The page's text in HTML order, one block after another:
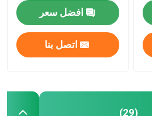
افضل سعر
اتصل بنا
(29)